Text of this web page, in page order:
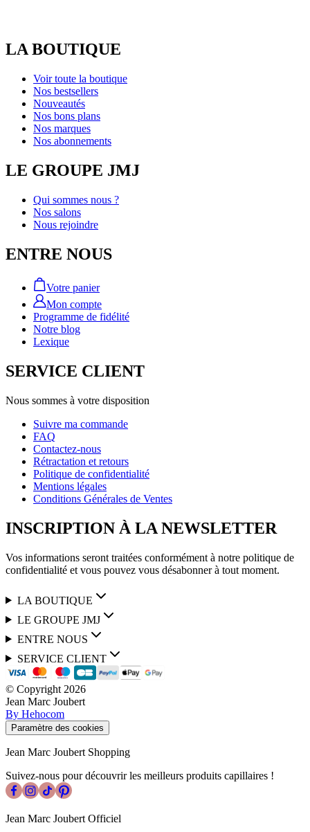
LA BOUTIQUE
Voir toute la boutique
Nos bestsellers
Nouveautés
Nos bons plans
Nos marques
Nos abonnements
LE GROUPE JMJ
Qui sommes nous ?
Nos salons
Nous rejoindre
ENTRE NOUS
Votre panier
Mon compte
Programme de fidélité
Notre blog
Lexique
SERVICE CLIENT
Nous sommes à votre disposition
Suivre ma commande
FAQ
Contactez-nous
Rétractation et retours
Politique de confidentialité
Mentions légales
Conditions Générales de Ventes
INSCRIPTION À LA NEWSLETTER
Vos informations seront traitées conformément à notre politique de
confidentialité et vous pouvez vous désabonner à tout moment.
LA BOUTIQUE
LE GROUPE JMJ
ENTRE NOUS
SERVICE CLIENT
© Copyright 2026
Jean Marc Joubert
By Hehocom
Paramètre des cookies
Jean Marc Joubert Shopping
Suivez-nous pour découvrir les meilleurs produits capillaires !
Jean Marc Joubert Officiel